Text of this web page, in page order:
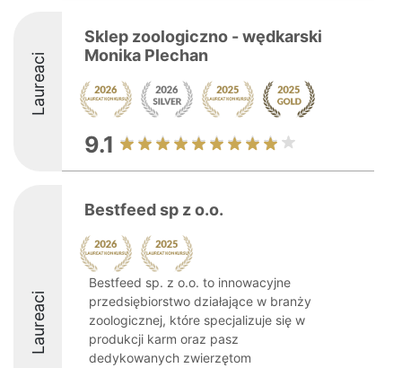
Laureaci
Sklep zoologiczno - wędkarski
Monika Plechan
9.1
Laureaci
Bestfeed sp z o.o.
Bestfeed sp. z o.o. to innowacyjne
przedsiębiorstwo działające w branży
zoologicznej, które specjalizuje się w
produkcji karm oraz pasz
dedykowanych zwierzętom